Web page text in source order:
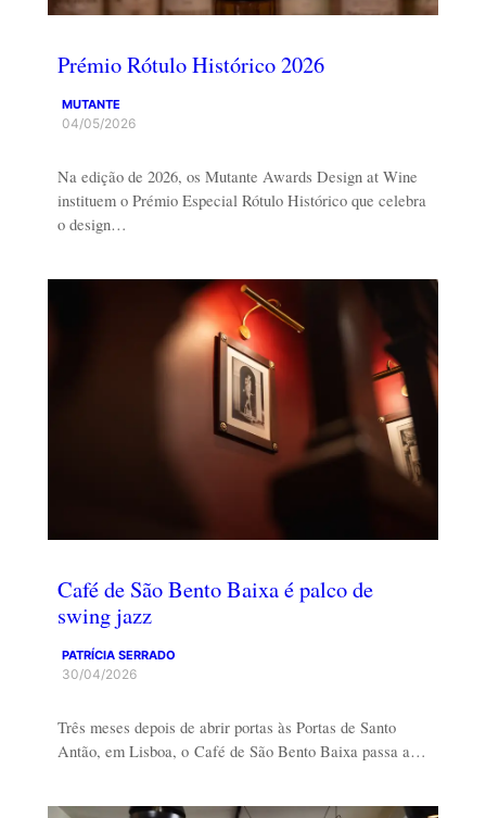
Prémio Rótulo Histórico 2026
MUTANTE
04/05/2026
Na edição de 2026, os Mutante Awards Design at Wine
instituem o Prémio Especial Rótulo Histórico que celebra
o design…
Café de São Bento Baixa é palco de
swing jazz
PATRÍCIA SERRADO
30/04/2026
Três meses depois de abrir portas às Portas de Santo
Antão, em Lisboa, o Café de São Bento Baixa passa a…